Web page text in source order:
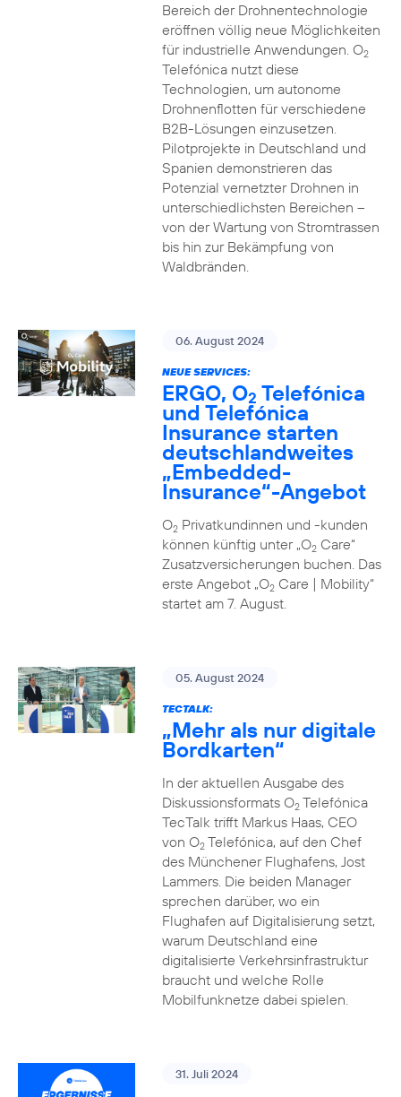
Bereich der Drohnentechnologie
eröffnen völlig neue Möglichkeiten
für industrielle Anwendungen. O2
Telefónica nutzt diese
Technologien, um autonome
Drohnenflotten für verschiedene
B2B-Lösungen einzusetzen.
Pilotprojekte in Deutschland und
Spanien demonstrieren das
Potenzial vernetzter Drohnen in
unterschiedlichsten Bereichen –
von der Wartung von Stromtrassen
bis hin zur Bekämpfung von
Waldbränden.
06. August 2024
NEUE SERVICES:
ERGO, O2 Telefónica
und Telefónica
Insurance starten
deutschlandweites
„Embedded-
Insurance“-Angebot
O2Privatkundinnen und -kunden
können künftig unter „O2Care“
Zusatzversicherungen buchen. Das
erste Angebot „O2Care | Mobility“
startet am 7. August.
05. August 2024
TECTALK:
„Mehr als nur digitale
Bordkarten“
In der aktuellen Ausgabe des
Diskussionsformats O2Telefónica
TecTalk trifft Markus Haas, CEO
von O2Telefónica, auf den Chef
des Münchener Flughafens, Jost
Lammers. Die beiden Manager
sprechen darüber, wo ein
Flughafen auf Digitalisierung setzt,
warum Deutschland eine
digitalisierte Verkehrsinfrastruktur
braucht und welche Rolle
Mobilfunknetze dabei spielen.
31. Juli 2024